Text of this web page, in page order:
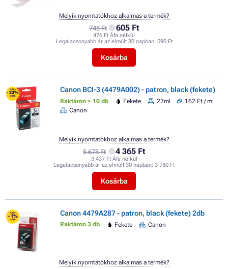
745 Ft 605 Ft
476 Ft Áfa nélkül
Legalacsonyabb ár az elmúlt 30 napban: 590 Ft
Kosárba
Melyik nyomtatókhoz alkalmas a termék?
FLASH
- 23%
SALE
Canon BCI-3 (4479A002) - patron, black (fekete)
Raktáron > 10 db Fekete 27ml
162 Ft / ml
Canon
5 675 Ft 4 365 Ft
3 437 Ft Áfa nélkül
Legalacsonyabb ár az elmúlt 30 napban: 3 780 Ft
Kosárba
Melyik nyomtatókhoz alkalmas a termék?
FLASH
- 1%
SALE
Canon 4479A287 - patron, black (fekete) 2db
Raktáron 3 db Fekete Canon
Melyik nyomtatókhoz alkalmas a termék?